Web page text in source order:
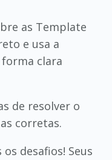
as Template
e usa a
clara
de resolver o
corretas.
desafios! Seus